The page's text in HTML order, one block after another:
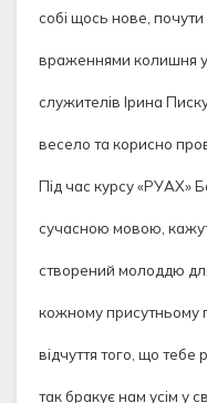
собі щось нове,
враженнями колишня
служителів Ірина
весело та корисно
Під час курсу «РУАХ»
сучасною мовою,
створений молоддю
кожному присутньому
відчуття того, що тебе
так бракує нам усім у